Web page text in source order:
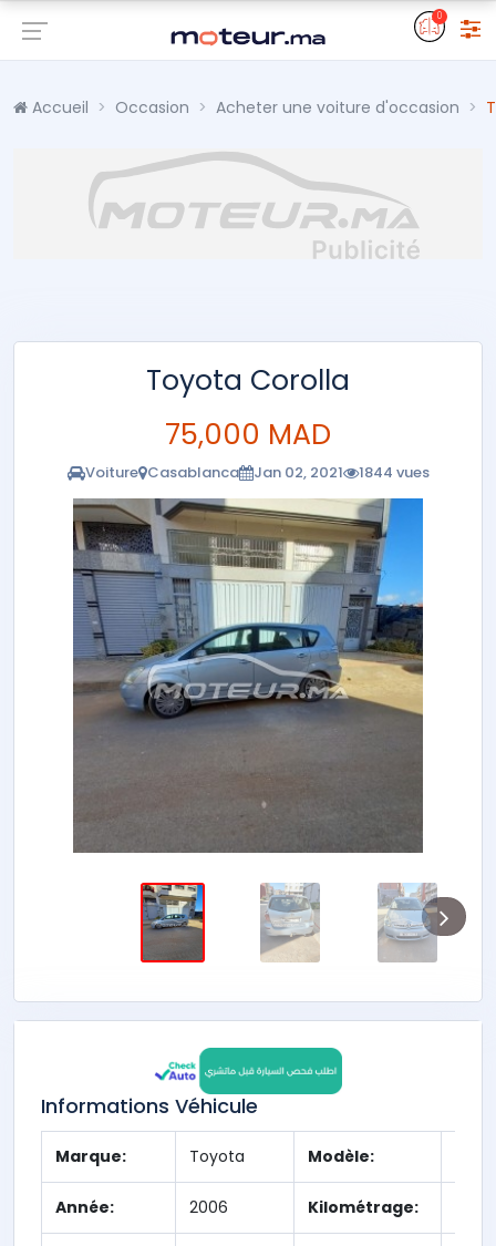
0
Accueil Occasion Acheter une voiture d'occasion
Toyota Corolla
75,000 MAD
Voiture Casablanca Jan 02, 2021 1844 vues
Informations Véhicule
Marque: Toyota Modèle:
Année: 2006 Kilométrage: